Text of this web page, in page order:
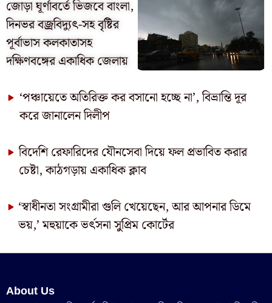
জোড়া ঘূর্ণাবর্তে ভিজবে বাংলা,
দিনভর বজ্রবিদ্যুৎ-সহ বৃষ্টির
পূর্বাভাস কলকাতাসহ
দক্ষিণবঙ্গের একাধিক জেলায়
‘পঞ্চায়েতে অতিরিক্ত কর বসানো হচ্ছে না’, বিভ্রান্তি দূর
করে জানালেন দিলীপ
বিদেশি রেফারিদের যৌনসেবা দিয়ে ফল প্রভাবিত করার
চেষ্টা, কাঠগড়ায় একাধিক ক্লাব
‘স্বাধীনতা সংগ্রামীরা গুলি খেয়েছেন, আর আপনার ডিমে
ভয়,’ মহুয়াকে ভর্ৎসনা সুুপ্রিম কোর্টের
About Us